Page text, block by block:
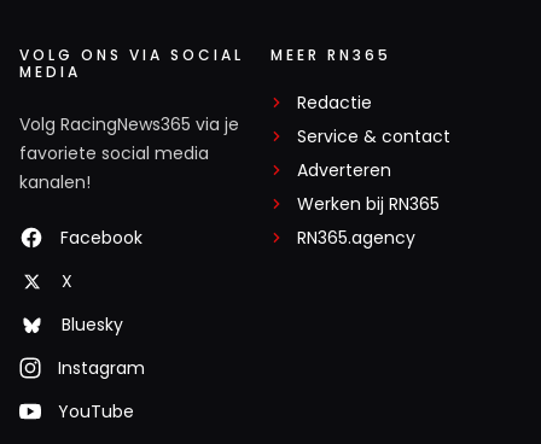
VOLG ONS VIA SOCIAL
MEDIA
Volg RacingNews365 via je
favoriete social media
kanalen!
Facebook
X
Bluesky
Instagram
YouTube
MEER RN365
Redactie
Service & contact
Adverteren
Werken bij RN365
RN365.agency